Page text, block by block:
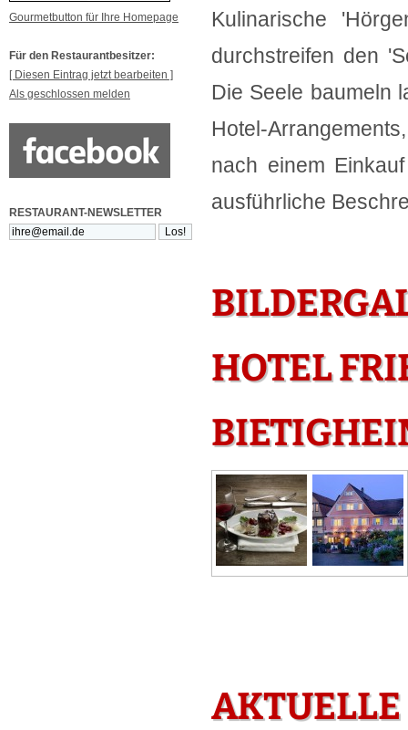
Gourmetbutton für Ihre Homepage
Für den Restaurantbesitzer:
[ Diesen Eintrag jetzt bearbeiten ]
Als geschlossen melden
RESTAURANT-NEWSLETTER
Kulinarische
durchstreifen den
Die Seele baumeln
Hotel-
nach einem
ausführliche
HOTEL